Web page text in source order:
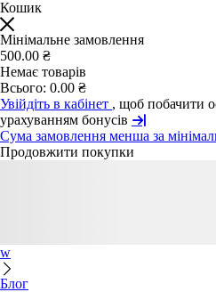
Кошик
Мінімальне замовлення
500.00 ₴
Немає товарів
Всього: 0.00 ₴
Увійдіть в кабінет , щоб побачити
урахуванням бонусів
Сума замовлення менша за
Продовжити покупки
w
Блог